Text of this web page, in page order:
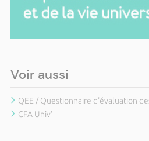
Voir aussi
QEE / Questionnaire d'évaluation
CFA Univ'